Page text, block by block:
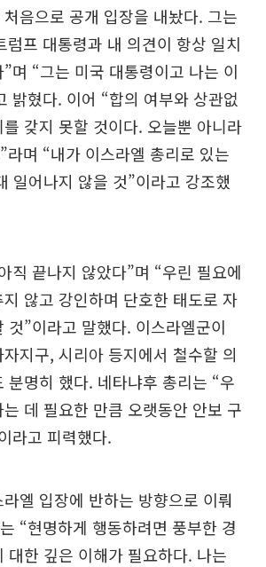
음으로 공개 입장을 내놨다. 그는
럼프 대통령과 내 의견이 항상 일치
며 “그는 미국 대통령이고 나는 이
밝혔다. 이어 “합의 여부와 상관없
갖지 못할 것이다. 오늘뿐 아니라
라며 “내가 이스라엘 총리로 있는
일어나지 않을 것”이라고 강조했
직 끝나지 않았다”며 “우린 필요에
않고 강인하며 단호한 태도로 자
것”이라고 말했다. 이스라엘군이
지구, 시리아 등지에서 철수할 의
분명히 했다. 네타냐후 총리는 “우
데 필요한 만큼 오랫동안 안보 구
라고 피력했다.
엘 입장에 반하는 방향으로 이뤄
“현명하게 행동하려면 풍부한 경
대한 깊은 이해가 필요하다. 나는